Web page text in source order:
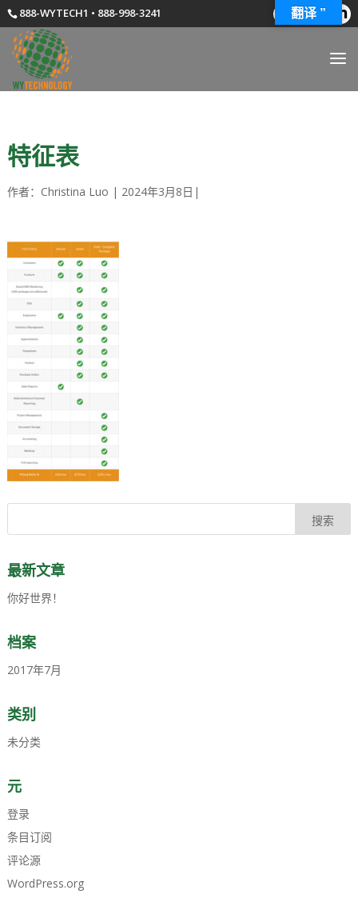
888-WYTECH1 • 888-998-3241
特征表
作者： Christina Luo | 2024年3月8日 |
最新文章
你好世界！
档案
2017年7月
类别
未分类
元
登录
条目订阅
评论源
WordPress.org
翻译 ”